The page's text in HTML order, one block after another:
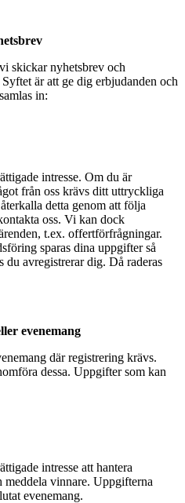
skickar nyhetsbrev och
är att ge dig erbjudanden och
in:
intresse. Om du är
från oss krävs ditt uttryckliga
detta genom att följa
oss. Vi kan dock
t.ex. offertförfrågningar.
sparas dina uppgifter så
avregistrerar dig. Då raderas
evenemang
där registrering krävs.
dessa. Uppgifter som kan
intresse att hantera
meddela vinnare. Uppgifterna
evenemang.